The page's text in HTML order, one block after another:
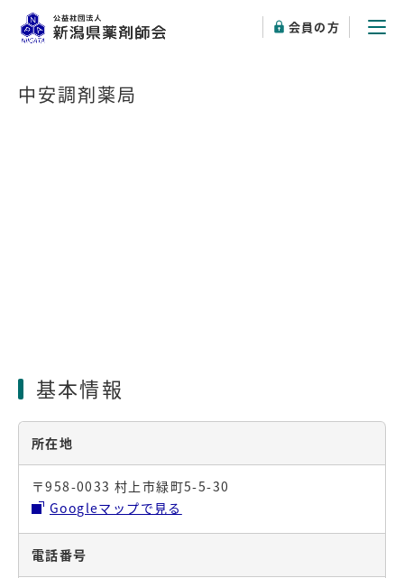
会員の方
中安調剤薬局
基本情報
所在地
〒958-0033 村上市緑町5-5-30
Googleマップで見る
電話番号